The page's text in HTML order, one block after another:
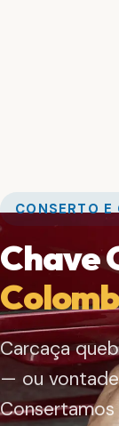
CONSERTO E
Chave
Carcaça
— ou